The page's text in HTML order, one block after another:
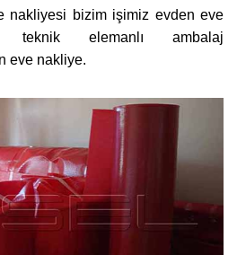
nakliyesi bizim işimiz evden eve
teknik elemanlı ambalaj
eve nakliye.